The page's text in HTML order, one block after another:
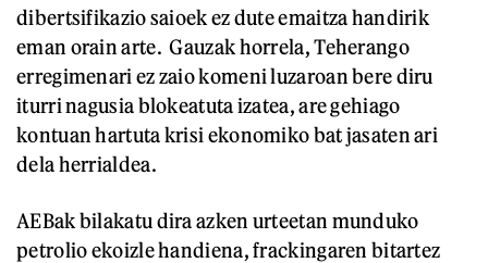
dibertsifikazio saioek ez dute emaitza handirik
eman orain arte. Gauzak horrela, Teherango
erregimenari ez zaio komeni luzaroan bere diru
iturri nagusia blokeatuta izatea, are gehiago
kontuan hartuta krisi ekonomiko bat jasaten ari
dela herrialdea.
AEBak bilakatu dira azken urteetan munduko
petrolio ekoizle handiena, frackingaren bitartez